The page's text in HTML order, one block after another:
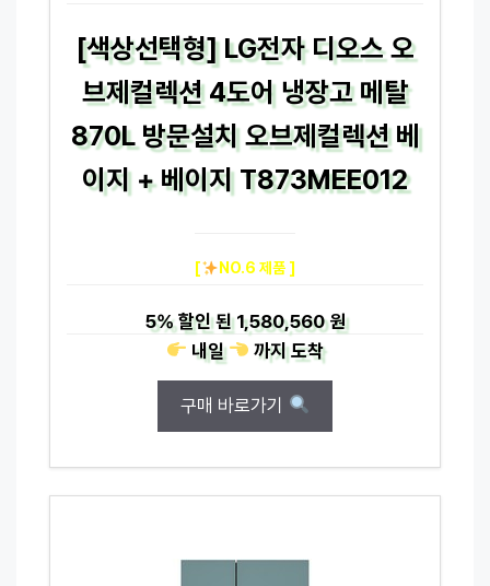
[색상선택형] LG전자 디오스 오
브제컬렉션 4도어 냉장고 메탈
870L 방문설치 오브제컬렉션 베
이지 + 베이지 T873MEE012
[ NO.6 제품 ]
5%할인 된1,580,560 원
내일
까지도착
구매 바로가기